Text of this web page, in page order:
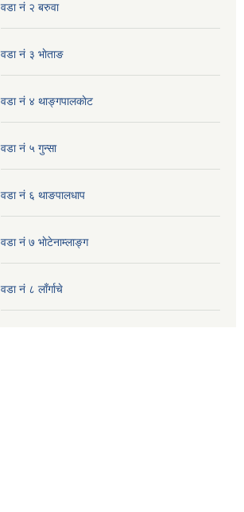
वडा नं २ बरुवा
वडा नं ३ भाेताङ
वडा नं ४ थाङ्गपालकाेट
वडा नं ५ गुन्सा
वडा नं ६ थाङपालधाप
वडा नं ७ भाेटेनाम्लाङ्ग
वडा नं ८ लाँर्गाचे